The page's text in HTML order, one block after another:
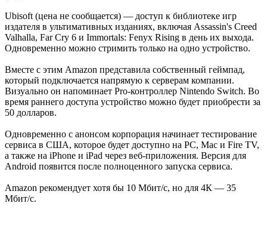
Ubisoft (цена не сообщается) — доступ к библиотеке игр
издателя в ультимативных изданиях, включая Assassin's Creed
Valhalla, Far Cry 6 и Immortals: Fenyx Rising в день их выхода.
Одновременно можно стримить только на одно устройство.
Вместе с этим Amazon представила собственный геймпад,
который подключается напрямую к серверам компании.
Визуально он напоминает Pro-контроллер Nintendo Switch. Во
время раннего доступа устройство можно будет приобрести за
50 долларов.
Одновременно с анонсом корпорация начинает тестирование
сервиса в США, которое будет доступно на РС, Mac и Fire TV,
а также на iPhone и iPad через веб-приложения. Версия для
Android появится после полноценного запуска сервиса.
Amazon рекомендует хотя бы 10 Мбит/с, но для 4К — 35
Мбит/с.